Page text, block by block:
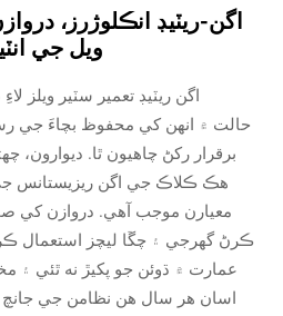
اگن-ريٽيڊ انڪلوژرز،
ويل جي
اگن ريٽيڊ تعمير سٽير ويلز
برقرار رکڻ چاهيون ٿا.
هڪ ڪلاڪ جي اگن ريزيستانس
ڪرڻ گهرجي ۽ چڱا ليچز استعمال
عمارت ۾ ڌوئن جو پکيڙ نه ٿئي ۽
اسان هر سال هن نظامن جي جانچ